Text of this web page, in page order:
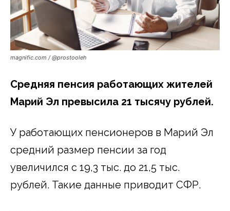
magnific.com / @prostooleh
Средняя пенсия работающих жителей
Марий Эл превысила 21 тысячу рублей.
У работающих пенсионеров в Марий Эл
средний размер пенсии за год
увеличился с 19,3 тыс. до 21,5 тыс.
рублей. Такие данные приводит СФР.